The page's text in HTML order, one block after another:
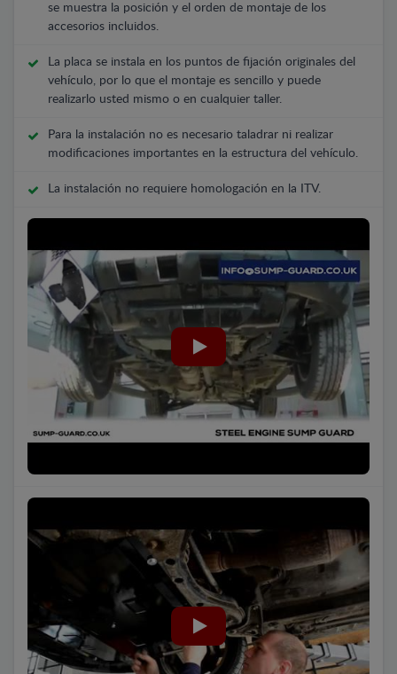
se muestra la posición y el orden de montaje de los
accesorios incluidos.
La placa se instala en los puntos de fijación originales del
vehículo, por lo que el montaje es sencillo y puede
realizarlo usted mismo o en cualquier taller.
Para la instalación no es necesario taladrar ni realizar
modificaciones importantes en la estructura del vehículo.
La instalación no requiere homologación en la ITV.